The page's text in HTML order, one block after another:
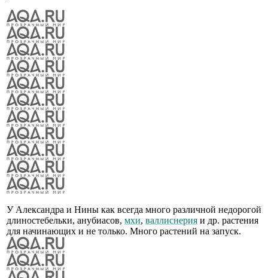
У Александра и Нины как всегда много различной недорогой
длиностебельки, анубиасов, мхи, валлиснерия и др. растения
для начинающих и не только. Много растений на запуск.